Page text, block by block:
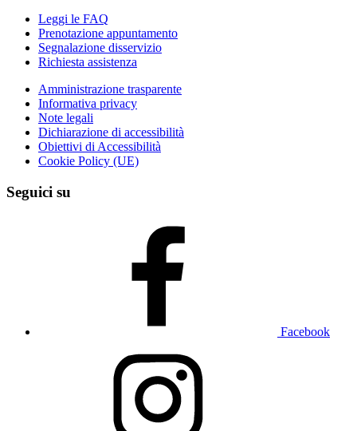
Leggi le FAQ
Prenotazione appuntamento
Segnalazione disservizio
Richiesta assistenza
Amministrazione trasparente
Informativa privacy
Note legali
Dichiarazione di accessibilità
Obiettivi di Accessibilità
Cookie Policy (UE)
Seguici su
Facebook